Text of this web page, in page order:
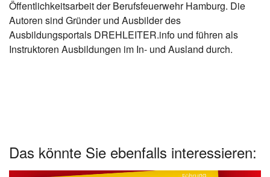
Öffentlichkeitsarbeit der Berufsfeuerwehr Hamburg. Die
Autoren sind Gründer und Ausbilder des
Ausbildungsportals DREHLEITER.info und führen als
Instruktoren Ausbildungen im In- und Ausland durch.
Das könnte Sie ebenfalls interessieren: